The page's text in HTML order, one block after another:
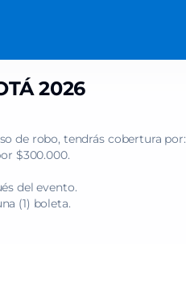
2026
de robo, tendrás cobertura por:
$300.000.
del evento.
(1) boleta.